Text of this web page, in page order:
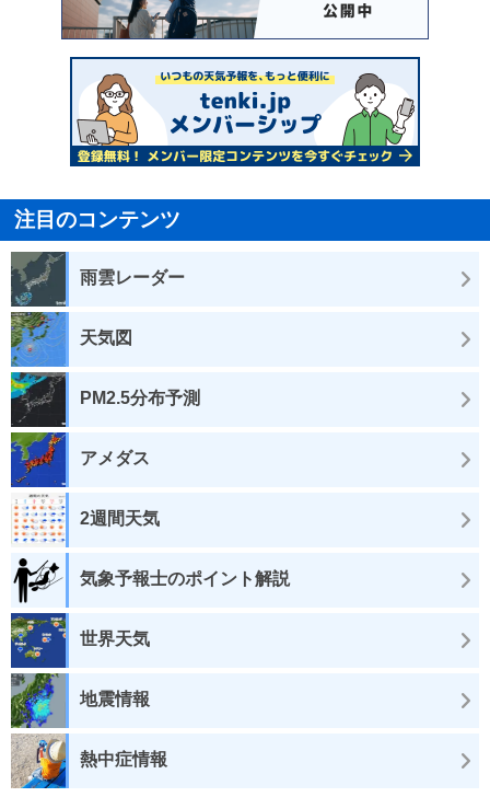
注目のコンテンツ
雨雲レーダー
天気図
PM2.5分布予測
アメダス
2週間天気
気象予報士のポイント解説
世界天気
地震情報
熱中症情報